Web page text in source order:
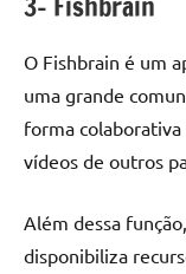
O Fishbrain é um
uma grande
forma
vídeos de outros
Além dessa
disponibiliza